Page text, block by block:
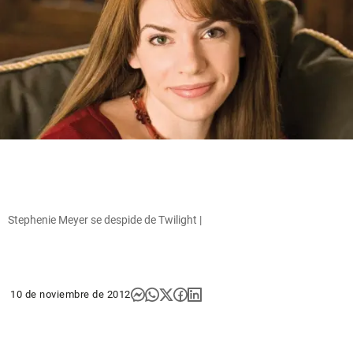
Stephenie Meyer se despide de Twilight |
10 de noviembre de 2012